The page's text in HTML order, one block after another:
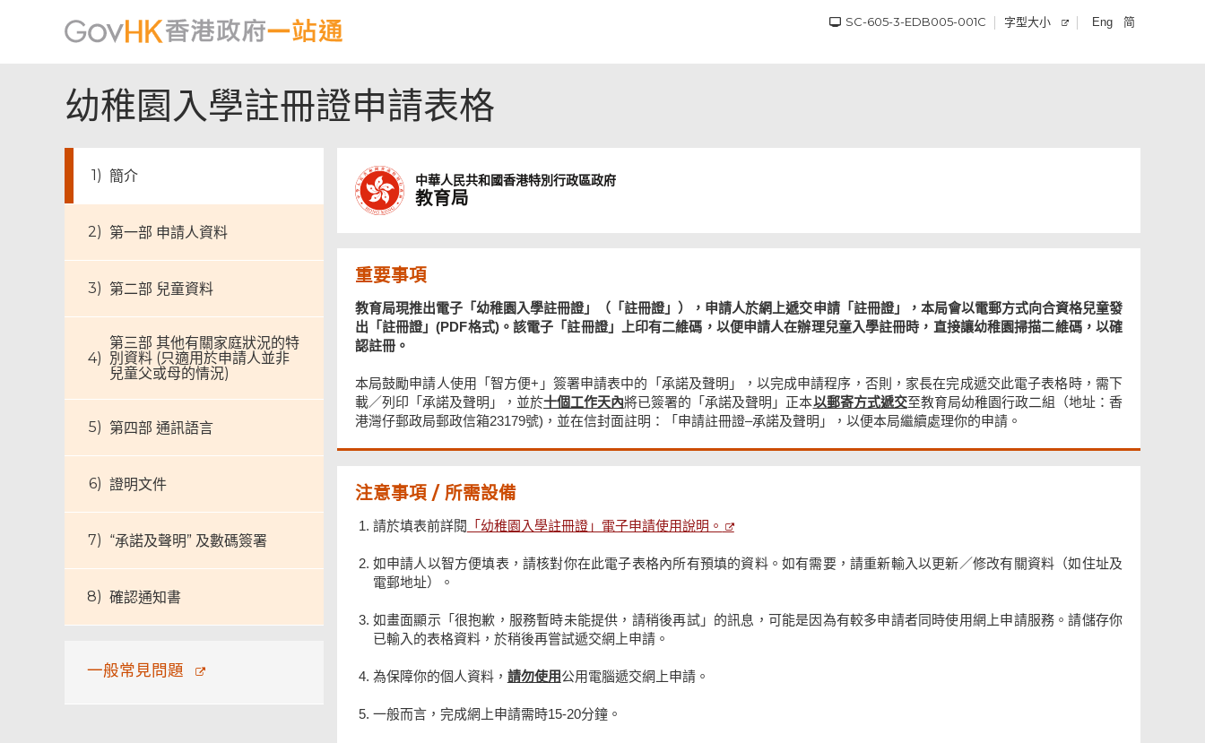
SC-605-3-EDB005-001C 字型大小 Eng 简
幼稚園入學註冊證申請表格
簡介
第一部 申請人資料
第二部 兒童資料
第三部 其他有關家庭狀況的特
別資料 (只適用於申請人並非
兒童父或母的情況)
第四部 通訊語言
證明文件
“承諾及聲明” 及數碼簽署
確認通知書
一般常見問題
中華人民共和國香港特別行政區政府
教育局
重要事項
教育局現推出電子「幼稚園入學註冊證」（「註冊證」），申請人於網上遞交申請「註冊證」，本局會以電郵方式向合資格兒童發
出「註冊證」(PDF格式)。該電子「註冊證」上印有二維碼，以便申請人在辦理兒童入學註冊時，直接讓幼稚園掃描二維碼，以確
認註冊。
本局鼓勵申請人使用「智方便+」簽署申請表中的「承諾及聲明」，以完成申請程序，否則，家長在完成遞交此電子表格時，需下
載／列印「承諾及聲明」，並於⼗個⼯作天內將已簽署的「承諾及聲明」正本以郵寄⽅式遞交⾄教育局幼稚園⾏政⼆組（地址：香
港灣仔郵政局郵政信箱23179號)，並在信封⾯註明：「申請註冊證–承諾及聲明」，以便本局繼續處理你的申請。
注意事項 / 所需設備
請於填表前詳閱 「幼稚園入學註冊證」電子申請使用說明。
如申請人以智方便填表，請核對你在此電子表格內所有預填的資料。如有需要，請重新輸入以更新／修改有關資料（如住址及
電郵地址）。
如畫面顯示「很抱歉，服務暫時未能提供，請稍後再試」的訊息，可能是因為有較多申請者同時使用網上申請服務。請儲存你
已輸入的表格資料，於稍後再嘗試遞交網上申請。
為保障你的個人資料， 請勿使用公用電腦遞交網上申請。
一般而言，完成網上申請需時15-20分鐘。